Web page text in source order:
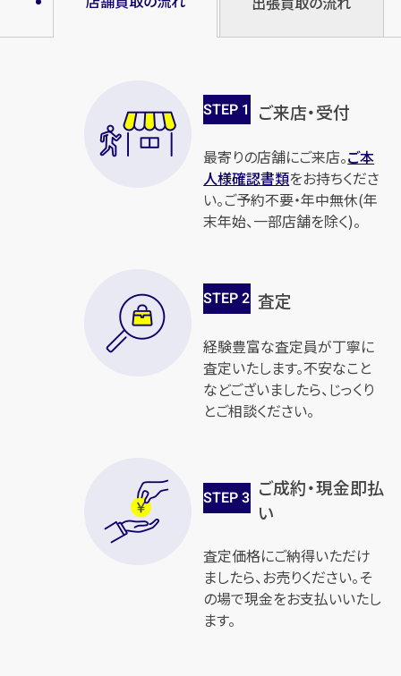
STEP 1 ご来店・受付
最寄りの店舗にご来店。ご本
人様確認書類をお持ちくださ
い。ご予約不要・年中無休(年
末年始、一部店舗を除く)。
STEP2 査定
経験豊富な査定員が丁寧に
査定いたします。不安なこと
などございましたら、じっくり
とご相談ください。
STEP3 ご成約・現金即払
い
査定価格にご納得いただけ
ましたら、お売りください。そ
の場で現金をお支払いいたし
ます。